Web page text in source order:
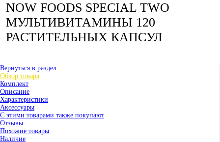
NOW FOODS SPECIAL TWO
МУЛЬТИВИТАМИНЫ 120
РАСТИТЕЛЬНЫХ КАПСУЛ
Вернуться в раздел
Обзор товара
Комплект
Описание
Характеристики
Аксессуары
С этими товарами также покупают
Отзывы
Похожие товары
Наличие